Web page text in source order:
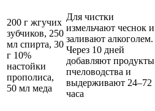
200 г жгучих
зубчиков, 250
мл спирта, 30
г 10%
настойки
прополиса,
50 мл меда
Для чистки
измельчают чеснок и
заливают алкоголем.
Через 10 дней
добавляют продукты
пчеловодства и
выдерживают 24–72
часа